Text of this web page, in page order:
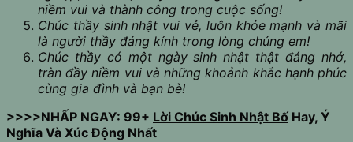
niềm vui và thành công trong cuộc sống!
Chúc thầy sinh nhật vui vẻ, luôn khỏe mạnh và mãi
là người thầy đáng kính trong lòng chúng em!
Chúc thầy có một ngày sinh nhật thật đáng nhớ,
tràn đầy niềm vui và những khoảnh khắc hạnh phúc
cùng gia đình và bạn bè!
>>>>NHẤP NGAY: 99+ Lời Chúc Sinh Nhật Bố Hay, Ý
Nghĩa Và Xúc Động Nhất